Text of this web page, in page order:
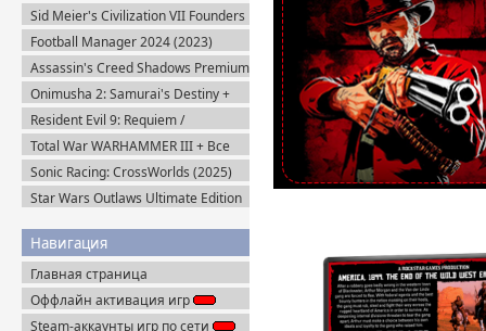
Sid Meier's Civilization VII Founders
Edition (2025) Steam-Rip
Football Manager 2024 (2023)
Steam-Rip
Assassin's Creed Shadows Premium
Edition (2025) Пиратка
Onimusha 2: Samurai's Destiny +
DLC (2025) Пиратка
Resident Evil 9: Requiem /
BIOHAZARD Реквием (2026)
Пиратка
Total War WARHAMMER III + Все
DLC (2022-2025) Steam-Rip
Sonic Racing: CrossWorlds (2025)
Steam-Rip
Star Wars Outlaws Ultimate Edition
Навигация
Главная страница
Оффлайн активация игр
Steam-аккаунты игр по сети